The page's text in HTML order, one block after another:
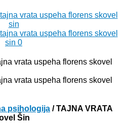
psihologija / TAJNA VRATA
Šin